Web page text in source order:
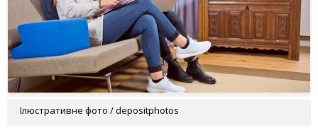
Ілюстративне фото / depositphotos